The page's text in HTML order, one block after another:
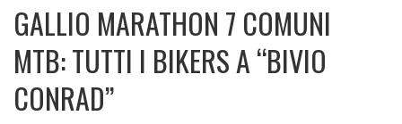
GALLIO MARATHON 7 COMUNI
MTB: TUTTI I BIKERS A “BIVIO
CONRAD”